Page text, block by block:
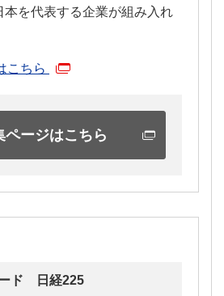
本を代表する企業が組み入れ
こちら
ページはこちら
ド 日経225